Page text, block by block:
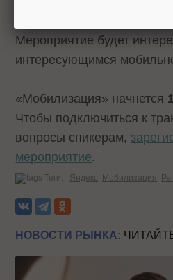
Мероприятие будет
интересующимся
«Мобилизация» начнется
Чтобы подключиться к
вопросы спикерам,
мероприятие.
Теги: Яндекс Мобилизация
НОВОСТИ РЫНКА: